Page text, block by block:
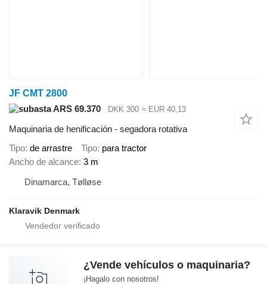
JF CMT 2800
ARS 69.370
DKK 300 ≈ EUR 40,13
Maquinaria de henificación - segadora rotativa
Tipo de arrastre Tipo para tractor
Ancho de alcance 3 m
Dinamarca, Tølløse
Klaravik Denmark
¿Vende vehículos o maquinaria?
¡Hagalo con nosotros!